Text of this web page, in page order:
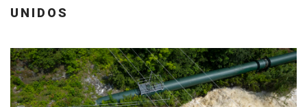
UNIDOS